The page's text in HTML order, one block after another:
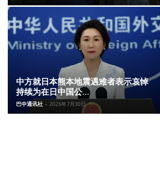
中方就日本熊本地震遇难者表示哀悼
持续为在日中国公...
巴中通讯社 - 2026年7月30日